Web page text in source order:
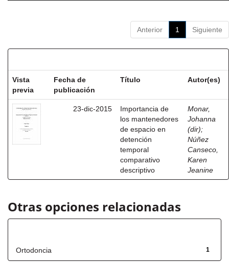
Anterior 1 Siguiente
Vista
previa
Fecha de
publicación
Título Autor(es)
23-dic-2015
Importancia de
los mantenedores
de espacio en
detención
temporal
comparativo
descriptivo
Monar,
Johanna
(dir);
Núñez
Canseco,
Karen
Jeanine
Otras opciones relacionadas
1
Ortodoncia